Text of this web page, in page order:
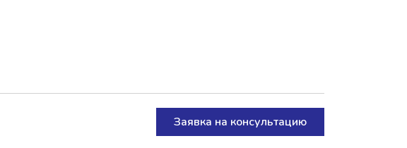
Заявка на консультацию